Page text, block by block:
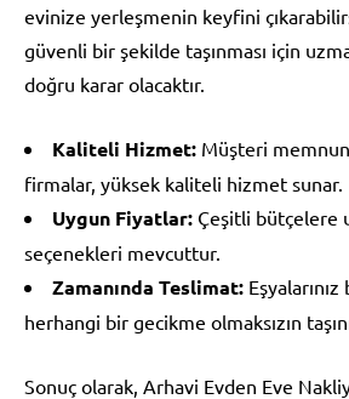
evinize yerleşmenin keyfini
güvenli bir şekilde taşınması için
doğru karar olacaktır.
Kaliteli Hizmet: Müşteri
firmalar, yüksek kaliteli hizmet sunar.
Uygun Fiyatlar: Çeşitli bütçelere
seçenekleri mevcuttur.
Zamanında Teslimat:
herhangi bir gecikme olmaksızın
Sonuç olarak, Arhavi Evden Eve